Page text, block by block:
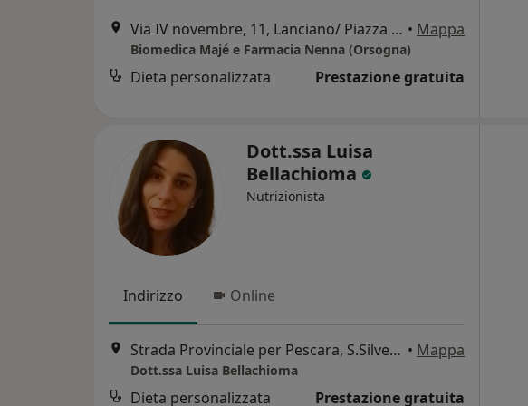
Via IV novembre, 11, Lanciano/ Piazza G.Mazzini, 50 Orsogna, Lanciano • Mappa
Biomedica Majé e Farmacia Nenna (Orsogna)
Dieta personalizzata Prestazione gratuita
Dott.ssa Luisa
Bellachioma
Nutrizionista
Indirizzo Online
Strada Provinciale per Pescara, S.Silvestro 11, Pescara • Mappa
Dott.ssa Luisa Bellachioma
Dieta personalizzata Prestazione gratuita